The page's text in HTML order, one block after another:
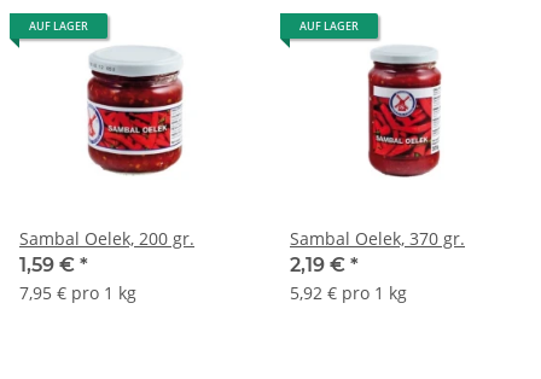
AUF LAGER
Sambal Oelek, 200 gr.
1,59 € *
7,95 € pro 1 kg
AUF LAGER
Sambal Oelek, 370 gr.
2,19 € *
5,92 € pro 1 kg